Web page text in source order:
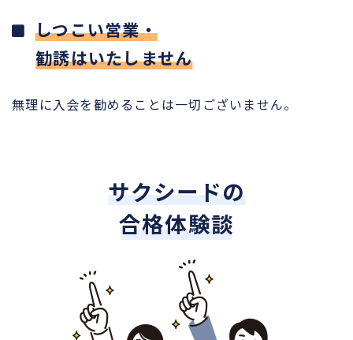
しつこい営業・
勧誘はいたしません
無理に入会を勧めることは一切ございません。
サクシードの
合格体験談